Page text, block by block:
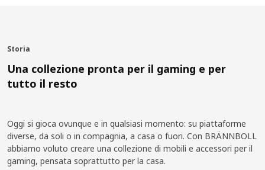
Storia
Una collezione pronta per il gaming e per
tutto il resto
Oggi si gioca ovunque e in qualsiasi momento: su piattaforme
diverse, da soli o in compagnia, a casa o fuori. Con BRÄNNBOLL
abbiamo voluto creare una collezione di mobili e accessori per il
gaming, pensata soprattutto per la casa.